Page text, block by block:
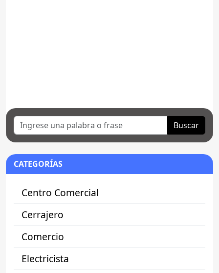
Buscar
CATEGORÍAS
Centro Comercial
Cerrajero
Comercio
Electricista